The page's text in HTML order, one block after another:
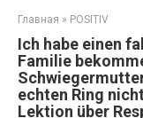
Главная » POSITIV
Ich habe einen
Familie
echten Ring
Lektion über